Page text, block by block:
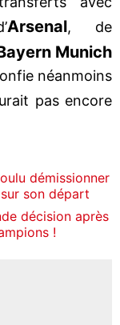
Arsenal, de
Munich
néanmoins
pas encore
démissionner
son départ
décision après
!